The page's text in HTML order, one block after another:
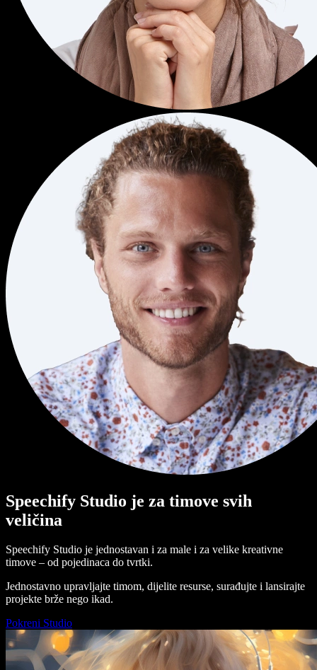
Speechify Studio je za timove svih
veličina
Speechify Studio je jednostavan i za male i za velike kreativne
timove – od pojedinaca do tvrtki.
Jednostavno upravljajte timom, dijelite resurse, surađujte i lansirajte
projekte brže nego ikad.
Pokreni Studio